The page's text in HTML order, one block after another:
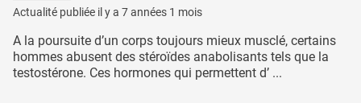
Actualité publiée il y a 7 années 1 mois
A la poursuite d’un corps toujours mieux musclé, certains
hommes abusent des stéroïdes anabolisants tels que la
testostérone. Ces hormones qui permettent d’ ...